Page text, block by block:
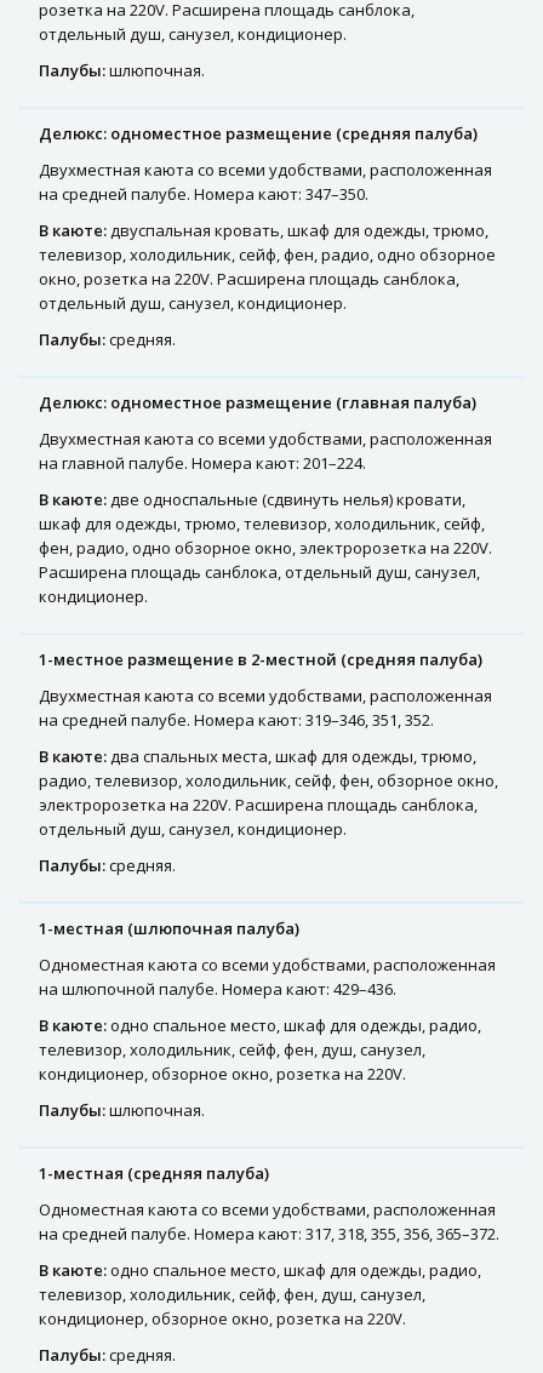
розетка на 220V. Расширена площадь санблока,
отдельный душ, санузел, кондиционер.
Палубы:шлюпочная.
Делюкс: одноместное размещение (средняя палуба)
Двухместная каюта со всеми удобствами, расположенная
на средней палубе. Номера кают: 347–350.
В каюте:двуспальная кровать, шкаф для одежды, трюмо,
телевизор, холодильник, сейф, фен, радио, одно обзорное
окно, розетка на 220V. Расширена площадь санблока,
отдельный душ, санузел, кондиционер.
Палубы:средняя.
Делюкс: одноместное размещение (главная палуба)
Двухместная каюта со всеми удобствами, расположенная
на главной палубе. Номера кают: 201–224.
В каюте:две односпальные (сдвинуть нелья) кровати,
шкаф для одежды, трюмо, телевизор, холодильник, сейф,
фен, радио, одно обзорное окно, электророзетка на 220V.
Расширена площадь санблока, отдельный душ, санузел,
кондиционер.
1-местное размещение в 2-местной (средняя палуба)
Двухместная каюта со всеми удобствами, расположенная
на средней палубе. Номера кают: 319–346, 351, 352.
В каюте:два спальных места, шкаф для одежды, трюмо,
радио, телевизор, холодильник, сейф, фен, обзорное окно,
электророзетка на 220V. Расширена площадь санблока,
отдельный душ, санузел, кондиционер.
Палубы:средняя.
1-местная (шлюпочная палуба)
Одноместная каюта со всеми удобствами, расположенная
на шлюпочной палубе. Номера кают: 429–436.
В каюте:одно спальное место, шкаф для одежды, радио,
телевизор, холодильник, сейф, фен, душ, санузел,
кондиционер, обзорное окно, розетка на 220V.
Палубы:шлюпочная.
1-местная (средняя палуба)
Одноместная каюта со всеми удобствами, расположенная
на средней палубе. Номера кают: 317, 318, 355, 356, 365–372.
В каюте:одно спальное место, шкаф для одежды, радио,
телевизор, холодильник, сейф, фен, душ, санузел,
кондиционер, обзорное окно, розетка на 220V.
Палубы:средняя.